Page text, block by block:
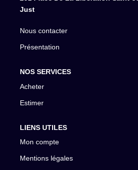
Just
Nous contacter
Présentation
NOS SERVICES
Acheter
Estimer
LIENS UTILES
Mon compte
Mentions légales